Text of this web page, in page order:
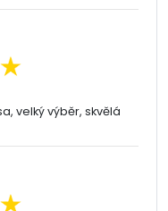
velký výběr, skvělá